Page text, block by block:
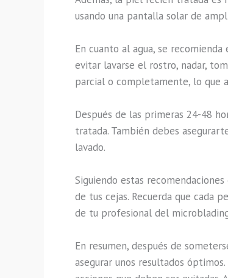
usando una pantalla solar de
En cuanto al agua, se
evitar lavarse el rostro, nadar,
parcial o completamente, lo que
Después de las primeras 24-48
tratada. También debes
lavado.
Siguiendo estas
de tus cejas. Recuerda que cada
de tu profesional del
En resumen, después de
asegurar unos resultados